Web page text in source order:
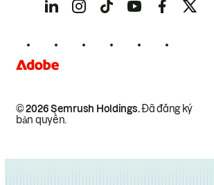
© 2026 Semrush Holdings.Đã đăng ký
bản quyền.